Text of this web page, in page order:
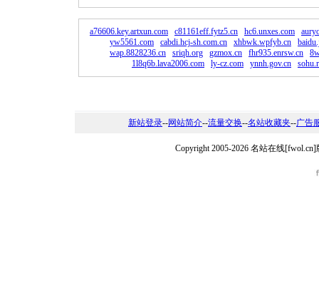
a76606.key.artxun.com c81161eff.fytz5.cn hc6.unxes.com
yw5561.com
cabdi.hcj-sh.com.cn xhbwk.wpfyb.cn
wap.8828236.cn
sriqh.org gzmox.cn fhr935.enrsw.cn
1l8q6b.lava2006.com
ly-cz.com ynnh.gov.cn
新站登录--网站简介--流量交换--名站收藏夹--广告
Copyright 2005-2026 名站在线